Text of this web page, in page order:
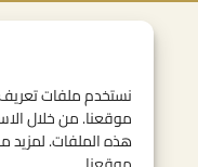
موقعنا. من خلال
هذه الملفات. لمزيد
سياسة الخصوصية
شروط الاستخدام
الإشعارات القانونية